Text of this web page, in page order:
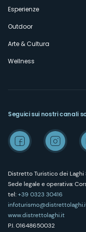
Esperienze
Outdoor
Arte & Cultura
Wellness
Distretto Turistico dei Laghi
Sede legale e operativa:
tel:+39 0323 30416
www.distrettolaghi.it
P.I. 01648650032
Seguici sui nostri canali